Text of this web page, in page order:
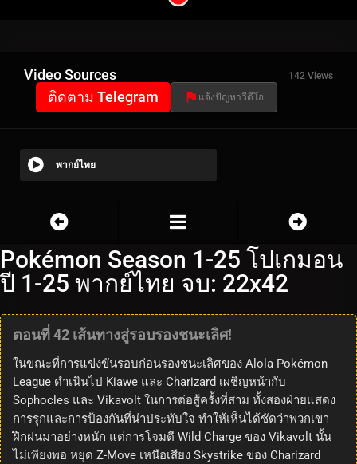
Video Sources 142 Views
ติดตาม Telegram แจ้งปัญหาวีดีโอ
พากย์ไทย
Pokémon Season 1-25 โปเกมอน
ปี 1-25 พากย์ไทย จบ: 22x42
ตอนที่ 42 เส้นทางสู่รอบรองชนะเลิศ!
ในขณะที่การแข่งขันรอบก่อนรองชนะเลิศของ Alola Pokémon
League ดำเนินไป Kiawe และ Charizard เผชิญหน้ากับ
Sophocles และ Vikavolt ในการต่อสู้ครั้งที่สาม ทั้งสองฝ่ายแสดง
การรุกและการป้องกันที่น่าประทับใจ ทำให้เห็นได้ชัดว่าพวกเขา
ฝึกฝนมาอย่างหนัก แต่การโจมตี Wild Charge ของ Vikavolt นั้น
ไม่เพียงพอ หยุด Z-Move เหนือเสียง Skystrike ของ Charizard